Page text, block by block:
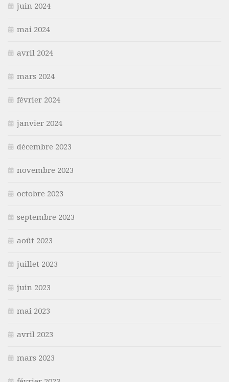
juin 2024
mai 2024
avril 2024
mars 2024
février 2024
janvier 2024
décembre 2023
novembre 2023
octobre 2023
septembre 2023
août 2023
juillet 2023
juin 2023
mai 2023
avril 2023
mars 2023